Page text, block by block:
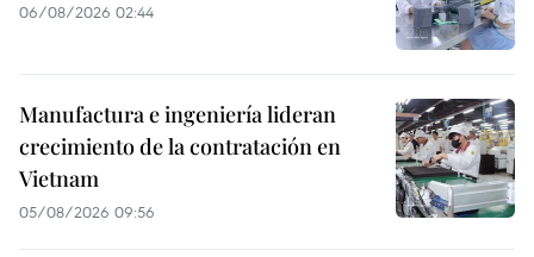
06/08/2026 02:44
Manufactura e ingeniería lideran
crecimiento de la contratación en
Vietnam
05/08/2026 09:56